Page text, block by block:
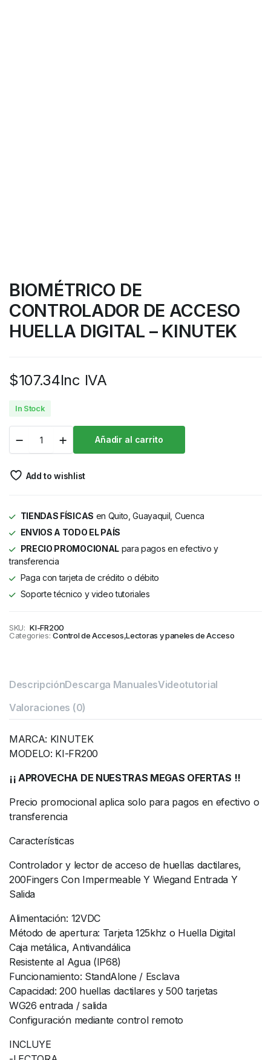
BIOMÉTRICO DE
CONTROLADOR DE ACCESO
HUELLA DIGITAL – KINUTEK
$107.34Inc IVA
In Stock
Añadir al carrito
Add to wishlist
TIENDAS FÍSICAS en Quito, Guayaquil, Cuenca
ENVIOS A TODO EL PAÍS
PRECIO PROMOCIONALpara pagos en efectivo y
transferencia
Paga con tarjeta de crédito o débito
Soporte técnico y video tutoriales
SKU: KI-FR200
Categories: Control de Accesos,Lectoras y paneles de Acceso
DescripciónDescarga ManualesVideotutorial
Valoraciones (0)
MARCA: KINUTEK
MODELO: KI-FR200
¡¡ APROVECHA DE NUESTRAS MEGAS OFERTAS !!
Precio promocional aplica solo para pagos en efectivo o
transferencia
Características
Controlador y lector de acceso de huellas dactilares,
200Fingers Con Impermeable Y Wiegand Entrada Y
Salida
Alimentación: 12VDC
Método de apertura: Tarjeta 125khz o Huella Digital
Caja metálica, Antivandálica
Resistente al Agua (IP68)
Funcionamiento: StandAlone / Esclava
Capacidad: 200 huellas dactilares y 500 tarjetas
WG26 entrada / salida
Configuración mediante control remoto
INCLUYE